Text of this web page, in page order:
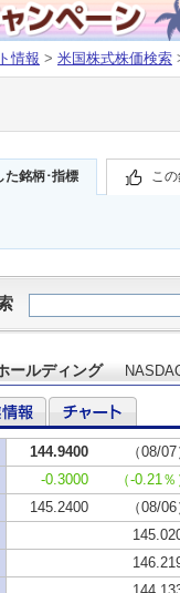
情報 > 米国株式株価検索
た銘柄･指標 こ